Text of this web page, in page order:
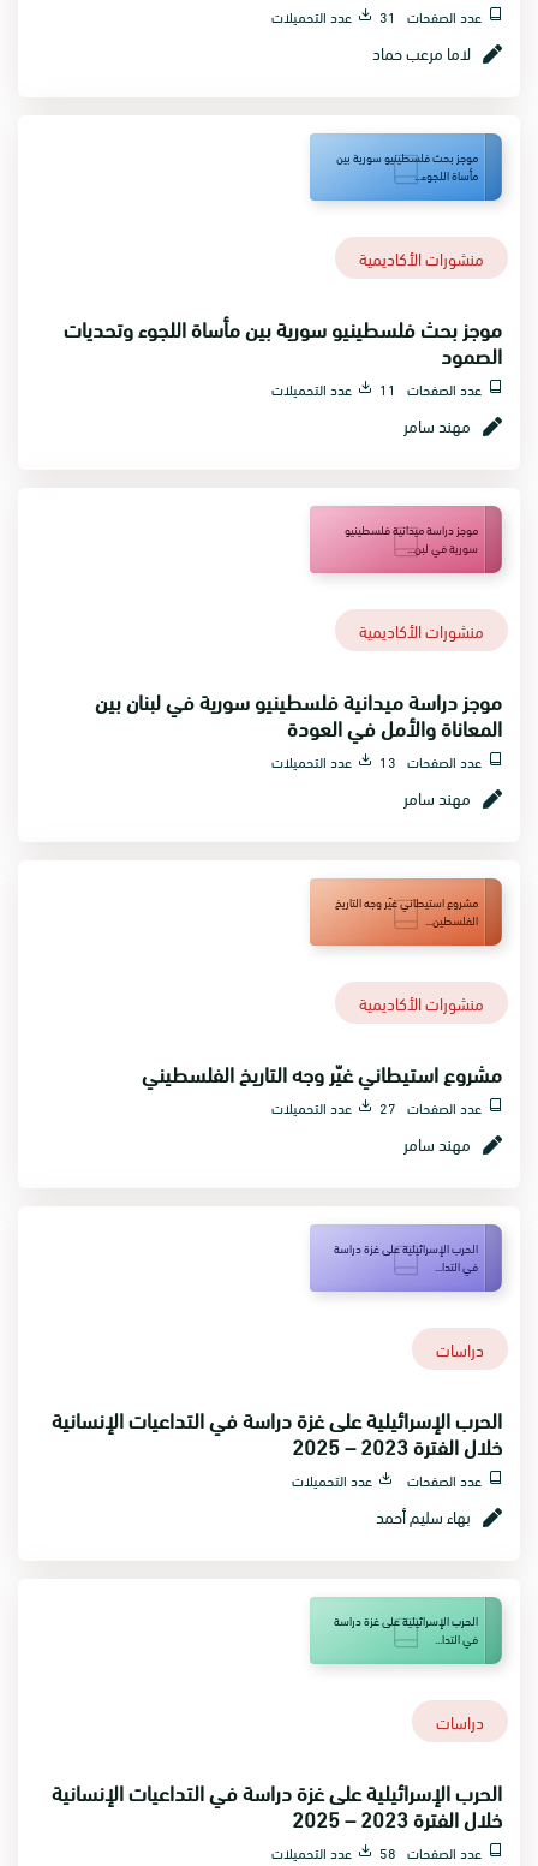
عدد الصفحات 31 عدد التحميلات
لاما مرعب حماد
موجز بحث فلسطينيو سورية بين
مأساة اللجوء...
منشورات الأكاديمية
موجز بحث فلسطينيو سورية بين مأساة اللجوء وتحديات
الصمود
عدد الصفحات 11 عدد التحميلات
مهند سامر
موجز دراسة ميدانية فلسطينيو
سورية في لبن...
منشورات الأكاديمية
موجز دراسة ميدانية فلسطينيو سورية في لبنان بين
المعاناة والأمل في العودة
عدد الصفحات 13 عدد التحميلات
مهند سامر
مشروع استيطاني غيّر وجه التاريخ
الفلسطين...
منشورات الأكاديمية
مشروع استيطاني غيّر وجه التاريخ الفلسطيني
عدد الصفحات 27 عدد التحميلات
مهند سامر
الحرب الإسرائيلية على غزة دراسة
في التدا...
دراسات
الحرب الإسرائيلية على غزة دراسة في التداعيات الإنسانية
خلال الفترة 2023 – 2025
عدد الصفحات عدد التحميلات
بهاء سليم أحمد
الحرب الإسرائيلية على غزة دراسة
في التدا...
دراسات
الحرب الإسرائيلية على غزة دراسة في التداعيات الإنسانية
خلال الفترة 2023 – 2025
عدد الصفحات 58 عدد التحميلات